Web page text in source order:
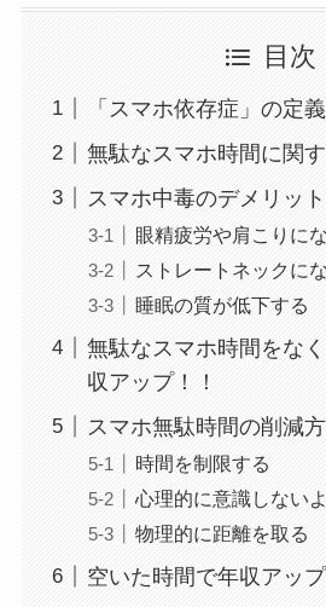
目次
「スマホ依存症」の定
無駄なスマホ時間に関
スマホ中毒のデメリット
眼精疲労や肩こりに
ストレートネックに
睡眠の質が低下する
無駄なスマホ時間をな
収アップ！！
スマホ無駄時間の削減
時間を制限する
心理的に意識しない
物理的に距離を取る
空いた時間で年収アップ